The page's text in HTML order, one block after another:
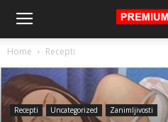
Home Recepti
Recepti Uncategorized Zanimljivosti